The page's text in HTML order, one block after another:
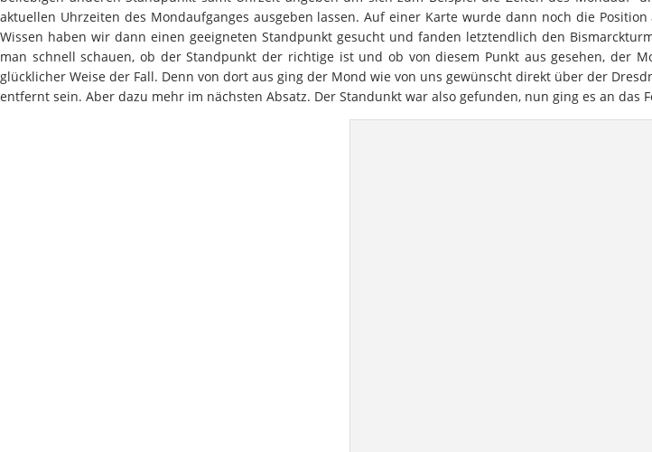
aktuellen Uhrzeiten des Mondaufganges ausgeben lassen. Auf einer Karte wurde dann noch die
Wissen haben wir dann einen geeigneten Standpunkt gesucht und fanden letztendlich den
man schnell schauen, ob der Standpunkt der richtige ist und ob von diesem Punkt aus gesehen, der
glücklicher Weise der Fall. Denn von dort aus ging der Mond wie von uns gewünscht direkt über der
entfernt sein. Aber dazu mehr im nächsten Absatz. Der Standunkt war also gefunden, nun ging es an das